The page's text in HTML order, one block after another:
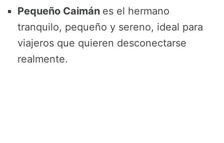
Pequeño Caimán es el hermano
tranquilo, pequeño y sereno, ideal para
viajeros que quieren desconectarse
realmente.